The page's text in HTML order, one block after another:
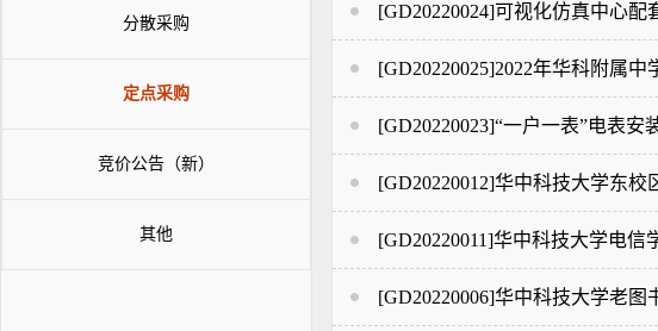
分散采购
定点采购
竞价公告（新）
其他
[GD20220024]可视化仿真中心
[GD20220025]2022年华科附属
[GD20220023]“一户一表”电表
[GD20220012]华中科技大学东
[GD20220011]华中科技大学电
[GD20220006]华中科技大学老